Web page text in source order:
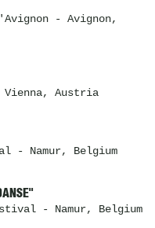
- Avignon,
Austria
- Namur, Belgium
- Namur, Belgium